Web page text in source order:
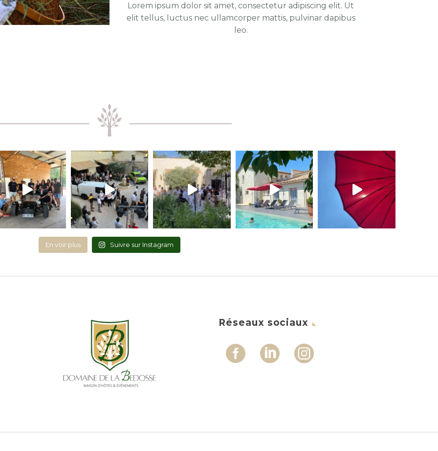
Lorem ipsum dolor sit amet, consectetur adipiscing elit. Ut
elit tellus, luctus nec ullamcorper mattis, pulvinar dapibus
leo.
En voir plus Suivre sur Instagram
Réseaux sociaux